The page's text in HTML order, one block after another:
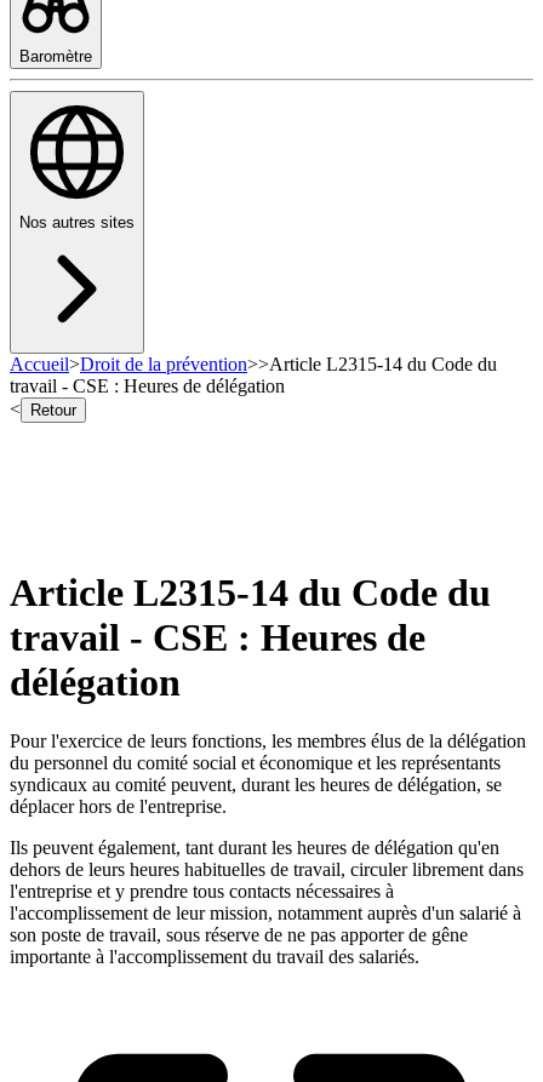
Baromètre
Nos autres sites
Accueil>Droit de la prévention>>Article L2315-14 du Code du
travail - CSE : Heures de délégation
<
Retour
Article L2315-14 du Code du
travail - CSE : Heures de
délégation
Pour l'exercice de leurs fonctions, les membres élus de la délégation
du personnel du comité social et économique et les représentants
syndicaux au comité peuvent, durant les heures de délégation, se
déplacer hors de l'entreprise.
Ils peuvent également, tant durant les heures de délégation qu'en
dehors de leurs heures habituelles de travail, circuler librement dans
l'entreprise et y prendre tous contacts nécessaires à
l'accomplissement de leur mission, notamment auprès d'un salarié à
son poste de travail, sous réserve de ne pas apporter de gêne
importante à l'accomplissement du travail des salariés.